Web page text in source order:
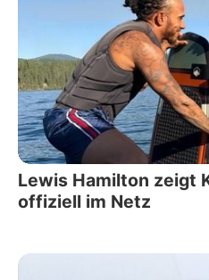
Lewis Hamilton zeigt
offiziell im Netz